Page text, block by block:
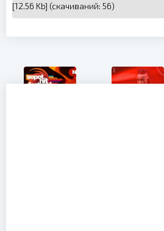
[12.56 Kb] (cкачиваний: 56)